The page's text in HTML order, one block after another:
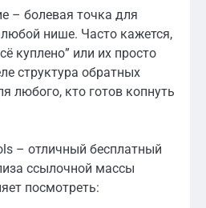
– болевая точка для
нише. Часто кажется,
куплено” или их просто
структура обратных
любого, кто готов копнуть
– отличный бесплатный
ссылочной массы
посмотреть: